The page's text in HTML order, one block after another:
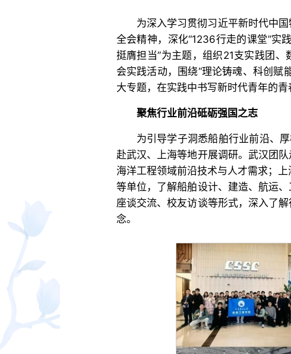
为深入学习贯彻习近平新时代中
全会精神，深化“1236行走的课堂”实
挺膺担当”为主题，组织21支实践团
会实践活动，围绕“理论铸魂、科创赋
大专题，在实践中书写新时代青年的青
聚焦行业前沿砥砺强国之志
为引导学子洞悉船舶行业前沿、
赴武汉、上海等地开展调研。武汉团
海洋工程领域前沿技术与人才需求；
等单位，了解船舶设计、建造、航运
座谈交流、校友访谈等形式，深入了
念。